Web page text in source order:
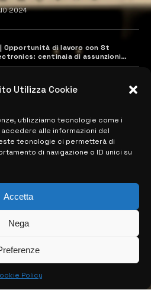
Utilizza Cookie
utilizziamo tecnologie come i
alle informazioni del
tecnologie ci permetterà di
di navigazione o ID unici su
Accetta
Nega
Policy
2024
Opportunità di lavoro con St
centinaia di assunzioni